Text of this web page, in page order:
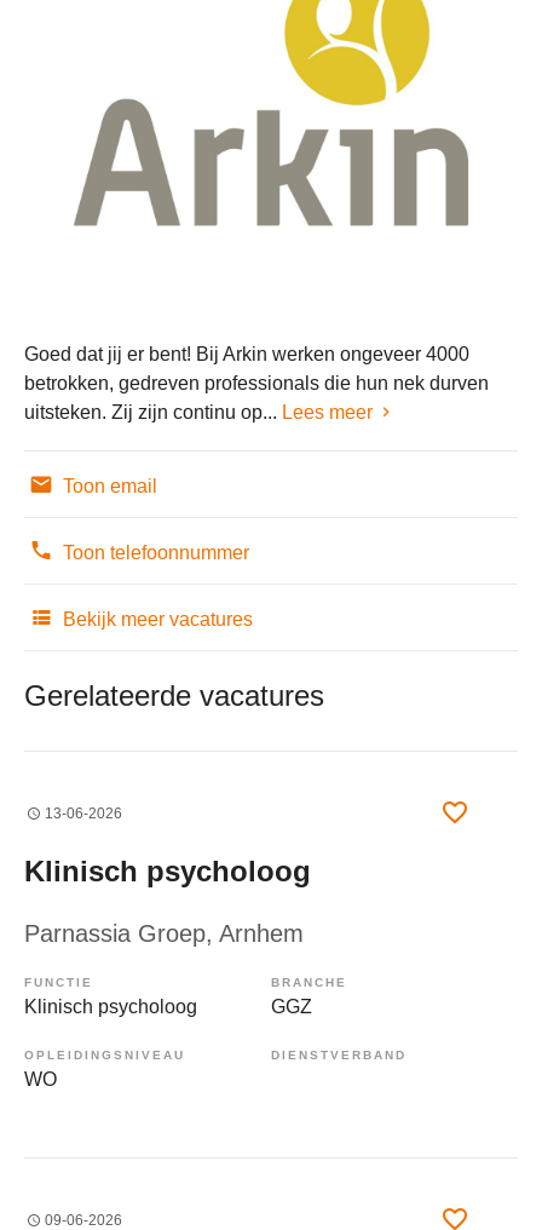
Goed dat jij er bent! Bij Arkin werken ongeveer 4000
betrokken, gedreven professionals die hun nek durven
uitsteken. Zij zijn continu op... Lees meer
Toon email
Toon telefoonnummer
Bekijk meer vacatures
Gerelateerde vacatures
13-06-2026
Klinisch psycholoog
Parnassia Groep, Arnhem
FUNCTIE
Klinisch psycholoog
BRANCHE
GGZ
OPLEIDINGSNIVEAU
WO
DIENSTVERBAND
09-06-2026